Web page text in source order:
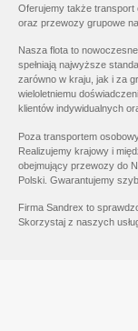
Oferujemy także transport
oraz przewozy grupowe
Nasza flota to
spełniają najwyższe
zarówno w kraju, jak i za
wieloletniemu
klientów indywidualnych
Poza transportem
Realizujemy krajowy i
obejmujący przewozy do
Polski. Gwarantujemy
Firma Sandrex to
Skorzystaj z naszych